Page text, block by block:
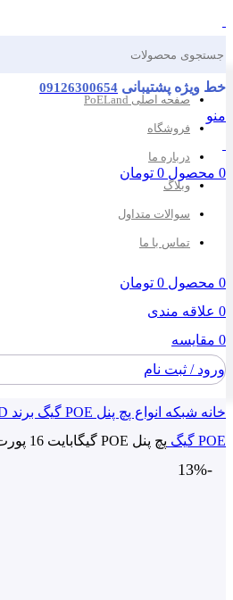
پشتیبانی 09126300654
0 تومان
صفحه اصلی PoELand
فروشگاه
درباره ما
وبلاگ
سوالات متداول
تماس با ما
0 تومان
مندی
/ ثبت نام
شبکهانواع پچ پنل POE گیگ برند PoELAND
پچ پنل POE گیگابایت 16 پورت PoELand